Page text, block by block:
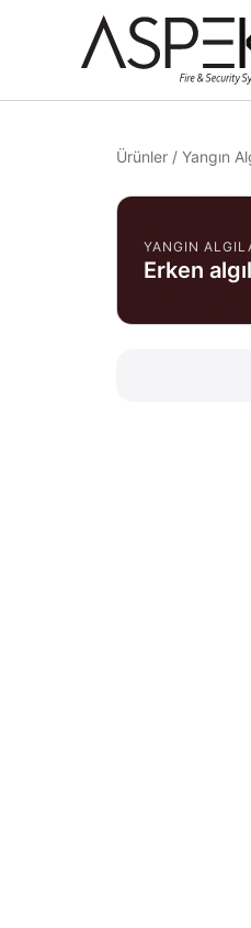
Ürünler / Yangın
YANGIN
Erken